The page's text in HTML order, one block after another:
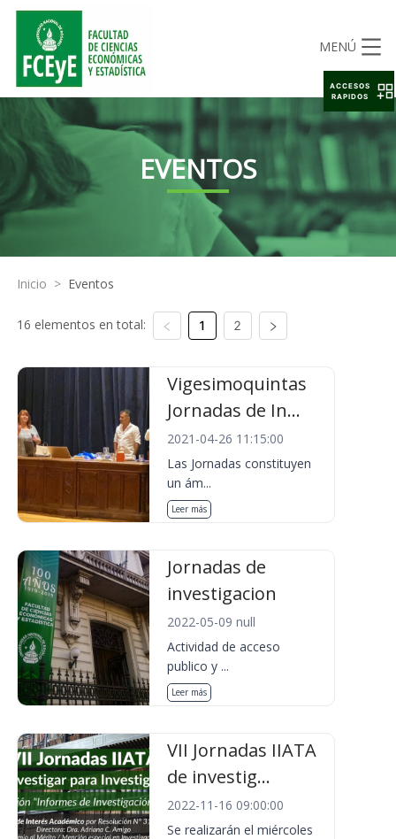
MENÚ
EVENTOS
Inicio > Eventos
16 elementos en total: 1 2
Vigesimoquintas
Jornadas de In...
2021-04-26 11:15:00
Las Jornadas constituyen
un ám...
Leer más
Jornadas de
investigacion
2022-05-09 null
Actividad de acceso
publico y ...
Leer más
VII Jornadas IIATA
de investig...
2022-11-16 09:00:00
Se realizarán el miércoles
ACCESOS
RAPIDOS